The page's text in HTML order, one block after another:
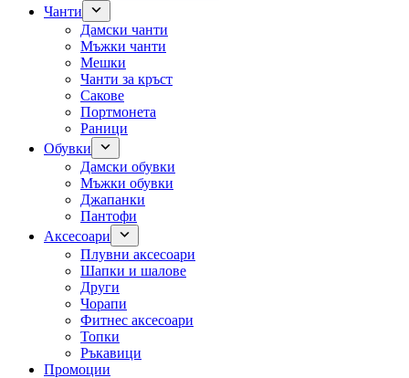
Чанти
Дамски чанти
Мъжки чанти
Мешки
Чанти за кръст
Сакове
Портмонета
Раници
Обувки
Дамски обувки
Мъжки обувки
Джапанки
Пантофи
Аксесоари
Плувни аксесоари
Шапки и шалове
Други
Чорапи
Фитнес аксесоари
Топки
Ръкавици
Промоции